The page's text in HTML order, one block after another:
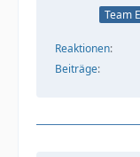
Team
Reaktionen
Beiträge